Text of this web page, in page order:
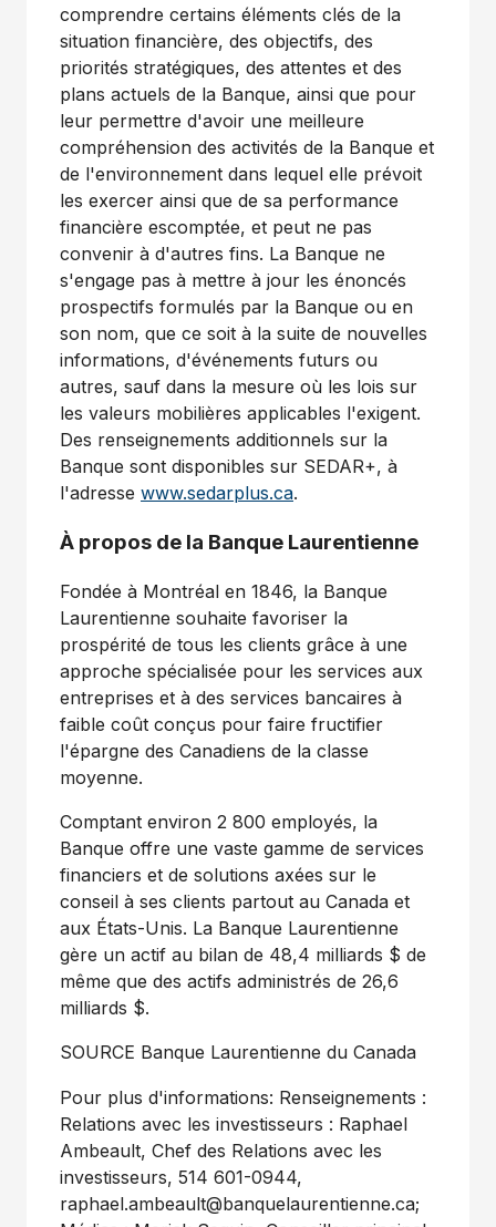
comprendre certains éléments clés de la
situation financière, des objectifs, des
priorités stratégiques, des attentes et des
plans actuels de la Banque, ainsi que pour
leur permettre d'avoir une meilleure
compréhension des activités de la Banque et
de l'environnement dans lequel elle prévoit
les exercer ainsi que de sa performance
financière escomptée, et peut ne pas
convenir à d'autres fins. La Banque ne
s'engage pas à mettre à jour les énoncés
prospectifs formulés par la Banque ou en
son nom, que ce soit à la suite de nouvelles
informations, d'événements futurs ou
autres, sauf dans la mesure où les lois sur
les valeurs mobilières applicables l'exigent.
Des renseignements additionnels sur la
Banque sont disponibles sur SEDAR+, à
l'adresse www.sedarplus.ca.
À propos de la Banque Laurentienne
Fondée à Montréal en 1846, la Banque
Laurentienne souhaite favoriser la
prospérité de tous les clients grâce à une
approche spécialisée pour les services aux
entreprises et à des services bancaires à
faible coût conçus pour faire fructifier
l'épargne des Canadiens de la classe
moyenne.
Comptant environ 2 800 employés, la
Banque offre une vaste gamme de services
financiers et de solutions axées sur le
conseil à ses clients partout au Canada et
aux États-Unis. La Banque Laurentienne
gère un actif au bilan de 48,4 milliards $ de
même que des actifs administrés de 26,6
milliards $.
SOURCE Banque Laurentienne du Canada
Pour plus d'informations: Renseignements :
Relations avec les investisseurs : Raphael
Ambeault, Chef des Relations avec les
investisseurs, 514 601-0944,
raphael.ambeault@banquelaurentienne.ca;